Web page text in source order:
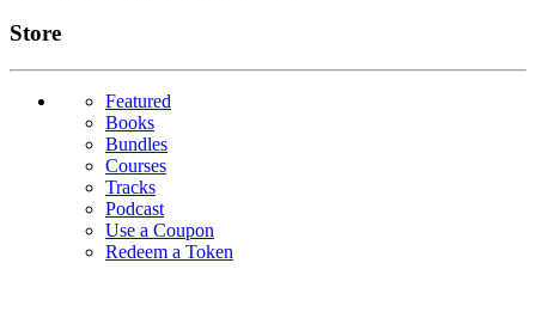
Links
Store
Featured
Books
Bundles
Courses
Tracks
Podcast
Use a Coupon
Redeem a Token